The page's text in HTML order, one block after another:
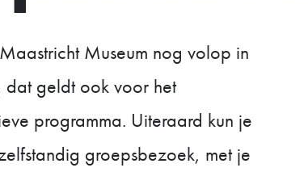
Museum nog volop in
dat geldt ook voor het
programma. Uiteraard kun je
groepsbezoek, met je